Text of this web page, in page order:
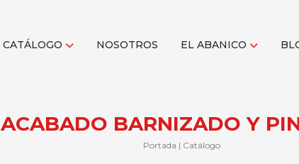
CATÁLOGO NOSOTROS EL ABANICO
ACABADO BARNIZADO Y
Portada | Catálogo